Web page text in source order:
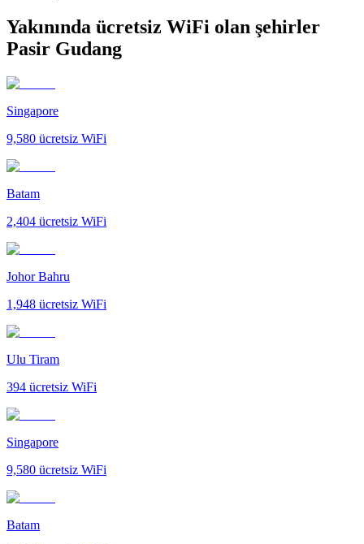
Yakınında ücretsiz WiFi olan şehirler
Pasir Gudang
Singapore
9,580 ücretsiz WiFi
Batam
2,404 ücretsiz WiFi
Johor Bahru
1,948 ücretsiz WiFi
Ulu Tiram
394 ücretsiz WiFi
Singapore
9,580 ücretsiz WiFi
Batam